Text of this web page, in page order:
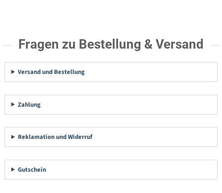
Fragen zu Bestellung & Versand
Versand und Bestellung
Zahlung
Reklamation und Widerruf
Gutschein